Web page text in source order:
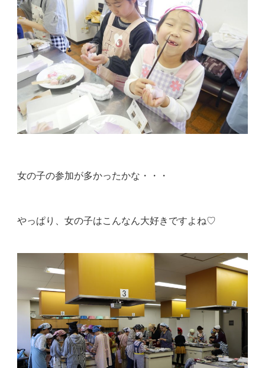
女の子の参加が多かったかな・・・
やっぱり、女の子はこんなん大好きですよね♡